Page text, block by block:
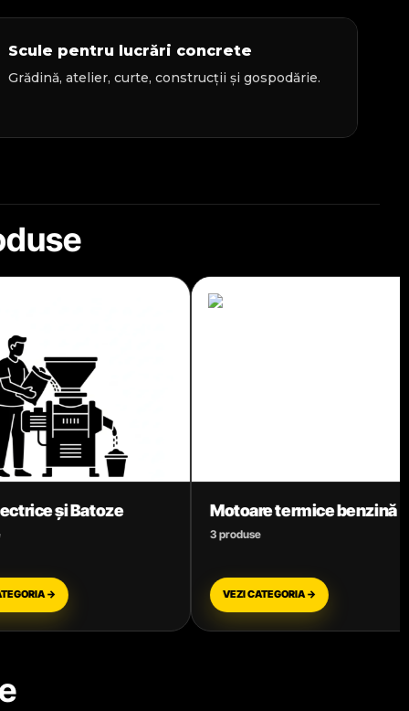
Scule pentru lucrări concrete
Grădină, atelier, curte, construcții și gospodărie.
Motoare termice benzină
VEZI CATEGORIA →
Motocoase
VEZI CATEGORIA →